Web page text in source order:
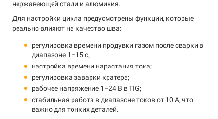
нержавеющей стали и алюминия.
Для настройки цикла предусмотрены функции, которые
реально влияют на качество шва:
регулировка времени продувки газом после сварки в
диапазоне 1–15 с;
настройка времени нарастания тока;
регулировка заварки кратера;
рабочее напряжение 1–24 В в TIG;
стабильная работа в диапазоне токов от 10 А, что
важно для тонких деталей.